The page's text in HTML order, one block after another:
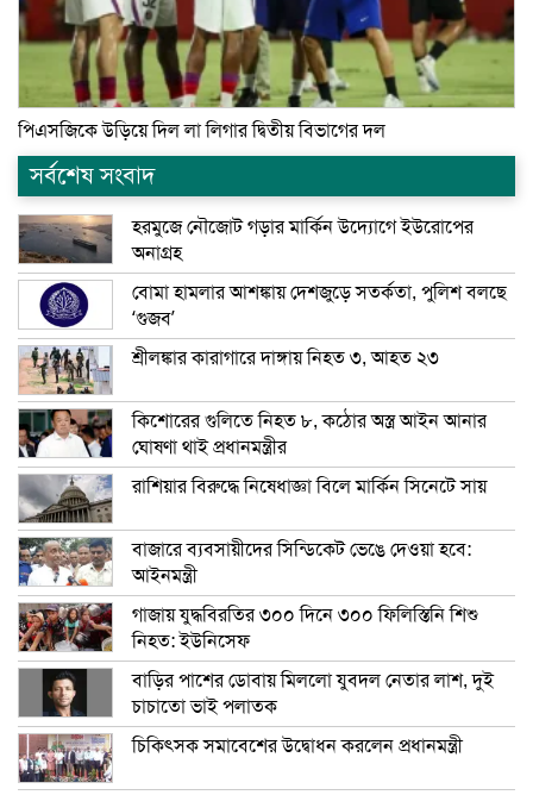
পিএসজিকে উড়িয়ে দিল লা লিগার দ্বিতীয় বিভাগের দল
সর্বশেষ সংবাদ
হরমুজে নৌজোট গড়ার মার্কিন উদ্যোগে ইউরোপের
অনাগ্রহ
বোমা হামলার আশঙ্কায় দেশজুড়ে সতর্কতা, পুলিশ বলছে
‘গুজব’
শ্রীলঙ্কার কারাগারে দাঙ্গায় নিহত ৩, আহত ২৩
কিশোরের গুলিতে নিহত ৮, কঠোর অস্ত্র আইন আনার
ঘোষণা থাই প্রধানমন্ত্রীর
রাশিয়ার বিরুদ্ধে নিষেধাজ্ঞা বিলে মার্কিন সিনেটে সায়
বাজারে ব্যবসায়ীদের সিন্ডিকেট ভেঙে দেওয়া হবে:
আইনমন্ত্রী
গাজায় যুদ্ধবিরতির ৩০০ দিনে ৩০০ ফিলিস্তিনি শিশু
নিহত: ইউনিসেফ
বাড়ির পাশের ডোবায় মিললো যুবদল নেতার লাশ, দুই
চাচাতো ভাই পলাতক
চিকিৎসক সমাবেশের উদ্বোধন করলেন প্রধানমন্ত্রী